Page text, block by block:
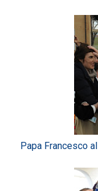
Papa Francesco